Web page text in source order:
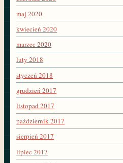
maj 2020
kwiecień 2020
marzec 2020
luty 2018
styczeń 2018
grudzień 2017
listopad 2017
październik 2017
sierpień 2017
lipiec 2017